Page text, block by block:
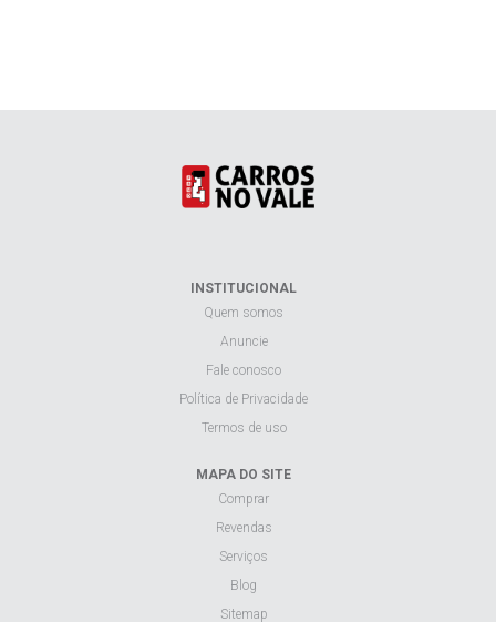
INSTITUCIONAL
Quem somos
Anuncie
Fale conosco
Política de Privacidade
Termos de uso
MAPA DO SITE
Comprar
Revendas
Serviços
Blog
Sitemap